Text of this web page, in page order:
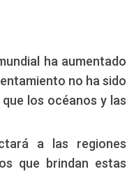
ha aumentado
no ha sido
los océanos y las
a las regiones
que brindan estas